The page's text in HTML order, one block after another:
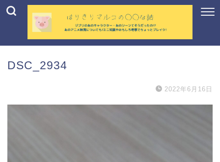
DSC_2934
2022年6月16日